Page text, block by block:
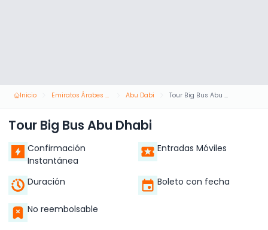
Inicio Emiratos Árabes Unidos Abu Dabi Tour Big Bus Abu Dhabi
Tour Big Bus Abu Dhabi
Confirmación
Instantánea
Entradas Móviles
Duración Boleto con fecha
No reembolsable